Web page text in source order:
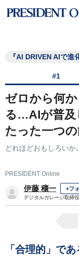
『AI DRIVEN AIで進
#1
ゼロから何
る…AIが普及
たった一つの
どれほどおもしろいか
PRESIDENT Online
伊藤 穰一 +フ
デジタルガレージ取締役
「合理的」で